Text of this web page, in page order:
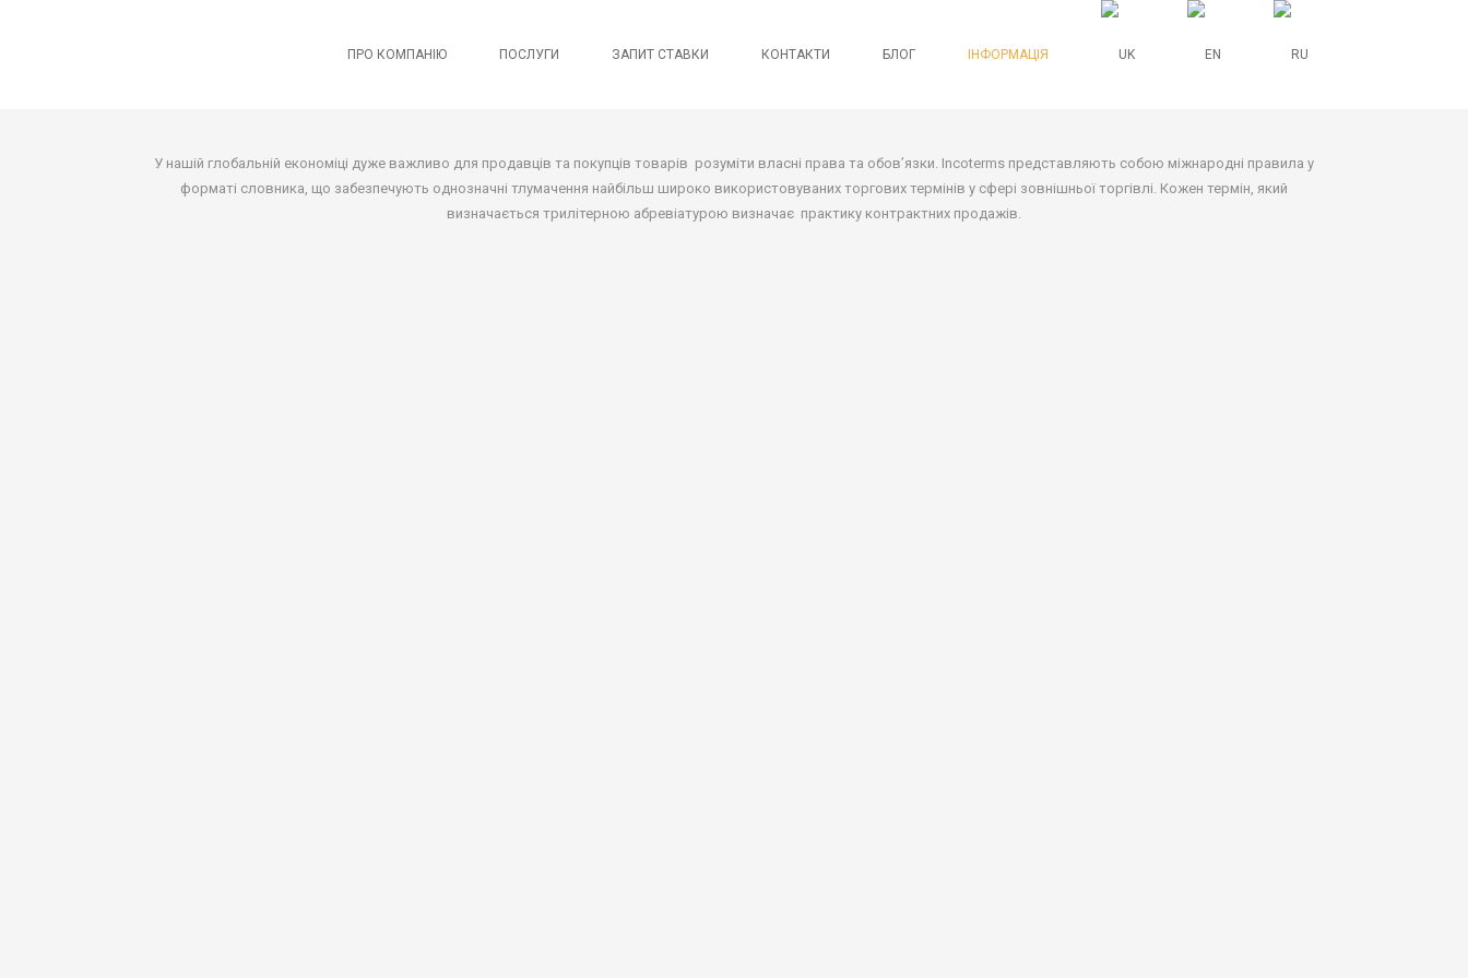
ПРО КОМПАНІЮ ПОСЛУГИ ЗАПИТ СТАВКИ КОНТАКТИ БЛОГ ІНФОРМАЦІЯ
УМОВИ ДОСТАВКИ
У нашій глобальній економіці дуже важливо для продавців та покупців товарів розуміти власні права та обов’язки. Incoterms представляють собою міжнародні правила у
форматі словника, що забезпечують однозначні тлумачення найбільш широко використовуваних торгових термінів у сфері зовнішньої торгівлі. Кожен термін, який
визначається трилітерною абревіатурою визначає практику контрактних продажів.